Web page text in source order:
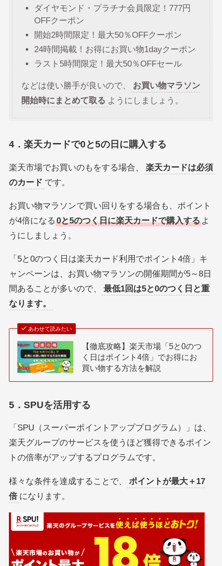
ダイヤモンド・プラチナ会員限定！777円
OFFクーポン
開始2時間限定！最大50％OFFクーポン
24時間掲載！お得にお買い物1dayクーポン
ラスト5時間限定！最大50％OFFセール
などは使い勝手が良いので、
お買い物マラソン
開始時にまとめて取る ようにしましょう。
4．楽天カードで0と5の日に購入する
楽天市場でお買いのもをする場合、
楽天カードは必須
のカード です。
お買い物マラソンで買い回りをする場合も、ポイント
が4倍になる 0と5のつく日に楽天カードで購入するよ
うにしましょう。
「5と0のつく日は楽天カード利用でポイント4倍」キ
ャンペーンは、お買い物マラソンの開催期間が5～8日
間あることが多いので、
最低1回は5と0のつく日と重
なります。
あわせて読みたい
【徹底攻略】楽天市場「5と0のつ
く日はポイント4倍」でお得にお
買い物する方法を解説
5．SPUを活用する
「SPU（スーパーポイントアッププログラム）」は、
楽天グループのサービスを使うほど獲得できるポイン
トの倍率がアップするプログラムです。
様々な条件を達成することで、
ポイントが最大＋17
倍 になります。